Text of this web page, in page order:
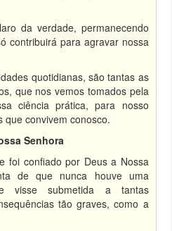
da verdade, permanecendo
contribuirá para agravar nossa
quotidianas, são tantas as
que nos vemos tomados pela
ciência prática, para nosso
que convivem conosco.
Senhora
foi confiado por Deus a Nossa
de que nunca houve uma
visse submetida a tantas
tão graves, como a